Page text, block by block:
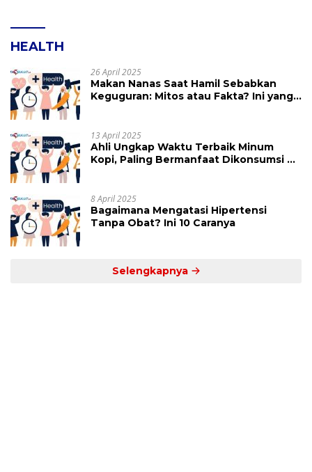
HEALTH
26 April 2025
Makan Nanas Saat Hamil Sebabkan
Keguguran: Mitos atau Fakta? Ini yang
13 April 2025
Ahli Ungkap Waktu Terbaik Minum
Kopi, Paling Bermanfaat Dikonsumsi di
8 April 2025
Bagaimana Mengatasi Hipertensi
Tanpa Obat? Ini 10 Caranya
Selengkapnya